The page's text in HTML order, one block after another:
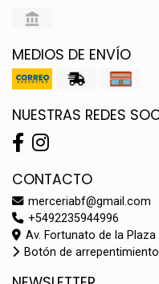
MEDIOS DE ENVÍO
NUESTRAS REDES
CONTACTO
merceriabf@gmail.com
+5492235944996
Av. Fortunato de la Plaza
Botón de arrepentimiento